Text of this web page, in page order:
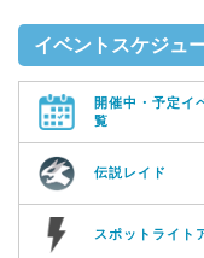
イベントスケジュ
開催中・予定イ
覧
伝説レイド
スポットライト